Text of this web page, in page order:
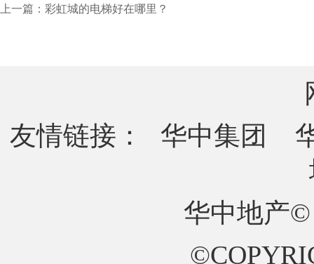
上一篇：彩虹城的电梯好在哪里？
友情链接：
华中集团
华中地产